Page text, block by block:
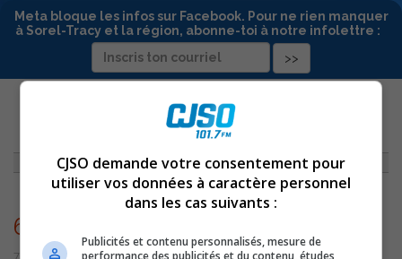
Meta bloque les infos sur Facebook. Pour ne rien manquer
à Sorel-Tracy et la région, abonne-toi à notre infolettre :
CHRONIQUE DU 30 SEPTEMBRE 2011
6168
7 juillet 2016 | Par admin
CJSO demande votre consentement pour
utiliser vos données à caractère personnel
dans les cas suivants :
Publicités et contenu personnalisés, mesure de
performance des publicités et du contenu, études